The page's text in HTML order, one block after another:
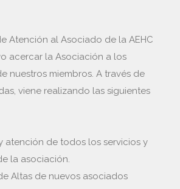
Atención al Asociado de la AEHC
acercar la Asociación a los
nuestros miembros. A través de
viene realizando las siguientes
atención de todos los servicios y
la asociación.
Altas de nuevos asociados